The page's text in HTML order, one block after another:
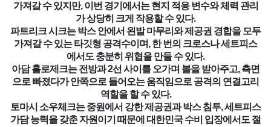
가져갈 수 있지만, 이번 경기에서는 현지 적응 변수와 체력 관리
가 상당히 크게 작용할 수 있다.
파트리크 시크는 박스 안에서 왼발 마무리와 제공권 경합을 모두
가져갈 수 있는 타깃형 공격수이며, 한 번의 크로스나 세트피스
에서도 충분히 위협을 만들 수 있다.
아담 흘로제크는 전방과 2선 사이를 오가며 볼을 받아주고, 측면
으로 빠졌다가 안쪽으로 들어오는 움직임으로 공격의 연결고리
역할을 할 수 있다.
토마시 소우체크는 중원에서 강한 제공권과 박스 침투, 세트피스
가담 능력을 갖춘 자원이기 때문에 대한민국 수비 입장에서도 절